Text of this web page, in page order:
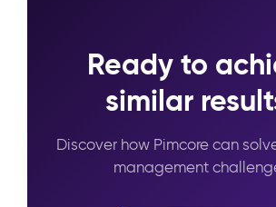
Ready to
similar
Discover how Pimcore can
management